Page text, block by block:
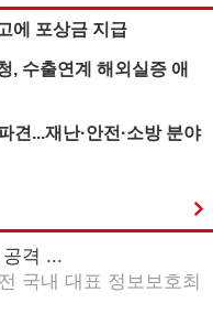
에 포상금 지급
, 수출연계 해외실증 애
견...재난·안전·소방 분야
격 ...
국내 대표 정보보호최